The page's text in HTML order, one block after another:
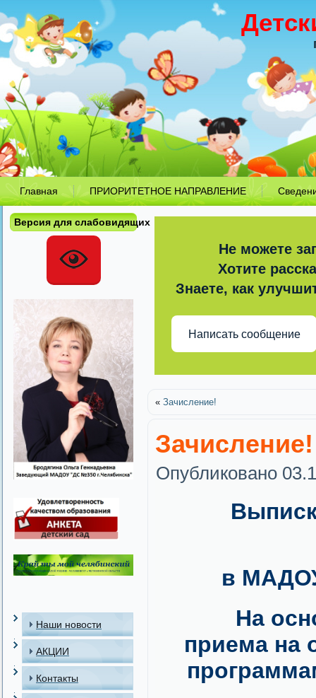
Главная ПРИОРИТЕТНОЕ НАПРАВЛЕНИЕ
Версия для слабовидящих
Наши новости
АКЦИИ
Контакты
Не можете
Хотите
Знаете, как
Написать сообщение
« Зачисление!
Зачисление!
Опубликовано
в
На
приема на